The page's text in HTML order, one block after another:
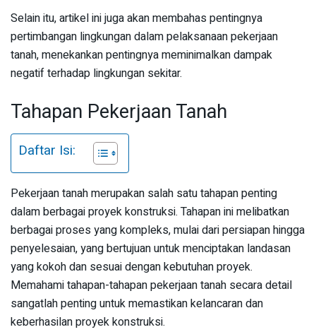
Selain itu, artikel ini juga akan membahas pentingnya
pertimbangan lingkungan dalam pelaksanaan pekerjaan
tanah, menekankan pentingnya meminimalkan dampak
negatif terhadap lingkungan sekitar.
Tahapan Pekerjaan Tanah
Daftar Isi:
Pekerjaan tanah merupakan salah satu tahapan penting
dalam berbagai proyek konstruksi. Tahapan ini melibatkan
berbagai proses yang kompleks, mulai dari persiapan hingga
penyelesaian, yang bertujuan untuk menciptakan landasan
yang kokoh dan sesuai dengan kebutuhan proyek.
Memahami tahapan-tahapan pekerjaan tanah secara detail
sangatlah penting untuk memastikan kelancaran dan
keberhasilan proyek konstruksi.